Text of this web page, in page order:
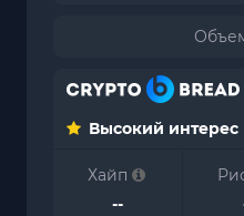
Высокий интерес
Хайп
--